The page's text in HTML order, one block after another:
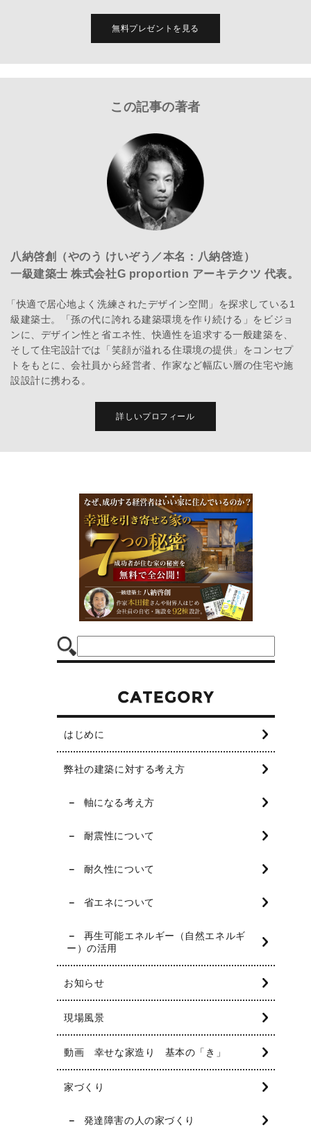
無料プレゼントを見る
この記事の著者
八納啓創（やのう けいぞう／本名：八納啓造）
一級建築士 株式会社G proportion アーキテクツ 代表。
「快適で居心地よく洗練されたデザイン空間」を探求している1
級建築士。「孫の代に誇れる建築環境を作り続ける」をビジョ
ンに、デザイン性と省エネ性、快適性を追求する一般建築を、
そして住宅設計では「笑顔が溢れる住環境の提供」をコンセプ
トをもとに、会社員から経営者、作家など幅広い層の住宅や施
設設計に携わる。
詳しいプロフィール
はじめに
弊社の建築に対する考え方
軸になる考え方
耐震性について
耐久性について
省エネについて
再生可能エネルギー（自然エネルギ
ー）の活用
お知らせ
現場風景
動画 幸せな家造り 基本の「き」
家づくり
発達障害の人の家づくり